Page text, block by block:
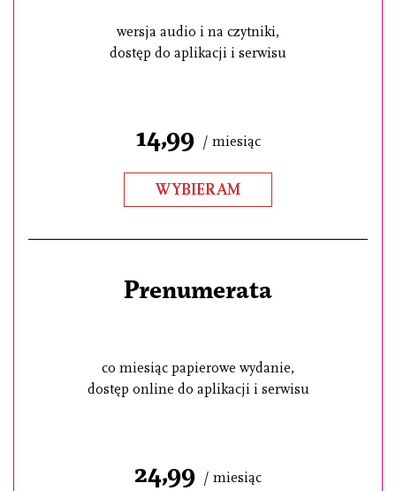
wersja audio i na czytniki,
dostęp do aplikacji i serwisu
14,99 / miesiąc
WYBIERAM
Prenumerata
co miesiąc papierowe wydanie,
dostęp online do aplikacji i serwisu
24,99 / miesiąc